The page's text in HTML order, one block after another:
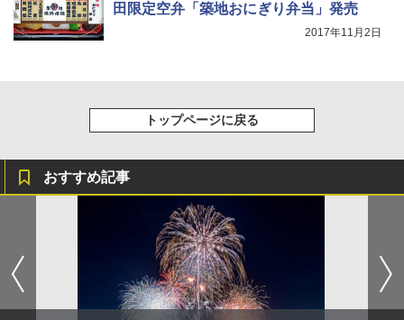
田限定空弁「築地おにぎり弁当」発売
2017年11月2日
トップページに戻る
おすすめ記事